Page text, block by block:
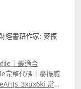
經書藉作家: 麥振
｜最適合
完整代碼｜麥振威
當大